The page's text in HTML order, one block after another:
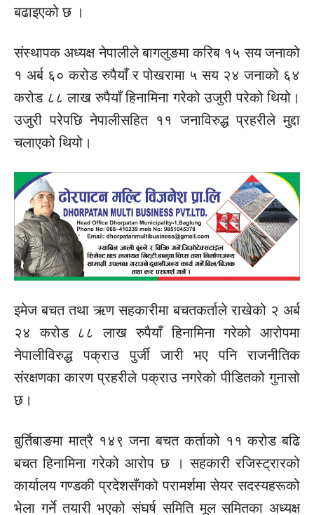
बढाइएको छ ।
संस्थापक अध्यक्ष नेपालीले बागलुङमा करिब १५ सय जनाको
१ अर्ब ६० करोड रुपैयाँ र पोखरामा ५ सय २४ जनाको ६४
करोड ८८ लाख रुपैयाँ हिनामिना गरेको उजुरी परेको थियो।
उजुरी परेपछि नेपालीसहित ११ जनाविरुद्ध प्रहरीले मुद्दा
चलाएको थियो।
इमेज बचत तथा ऋण सहकारीमा बचतकर्ताले राखेको २ अर्ब
२४ करोड ८८ लाख रुपैयाँ हिनामिना गरेको आरोपमा
नेपालीविरुद्ध पक्राउ पुर्जी जारी भए पनि राजनीतिक
संरक्षणका कारण प्रहरीले पक्राउ नगरेको पीडितको गुनासो
छ।
बुर्तिबाङमा मात्रै १४९ जना बचत कर्ताको ११ करोड बढि
बचत हिनामिना गरेको आरोप छ । सहकारी रजिस्ट्रारको
कार्यालय गण्डकी प्रदेशसँगको परामर्शमा सेयर सदस्यहरूको
भेला गर्ने तयारी भएको संघर्ष समिति मूल समितका अध्यक्ष